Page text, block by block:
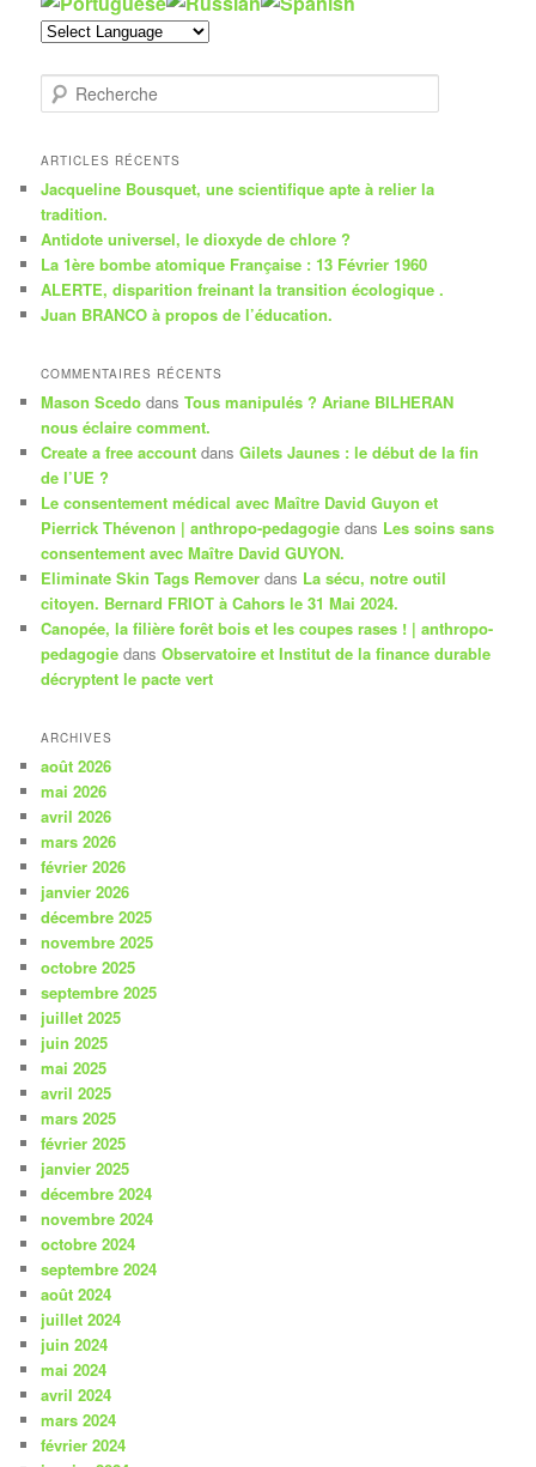
e
h
r
c
h
e
ARTICLES RÉCENTS
Jacqueline Bousquet, une scientifique apte à relier la
tradition.
Antidote universel, le dioxyde de chlore ?
La 1ère bombe atomique Française : 13 Février 1960
ALERTE, disparition freinant la transition écologique .
Juan BRANCO à propos de l’éducation.
COMMENTAIRES RÉCENTS
Mason Scedo dansTous manipulés ? Ariane BILHERAN
nous éclaire comment.
Create a free account dansGilets Jaunes : le début de la fin
de l’UE ?
Le consentement médical avec Maître David Guyon et
Pierrick Thévenon | anthropo-pedagogie dans Les soins sans
consentement avec Maître David GUYON.
Eliminate Skin Tags Remover dans La sécu, notre outil
citoyen. Bernard FRIOT à Cahors le 31 Mai 2024.
Canopée, la filière forêt bois et les coupes rases ! | anthropo-
pedagogie dansObservatoire et Institut de la finance durable
décryptent le pacte vert
ARCHIVES
août 2026
mai 2026
avril 2026
mars 2026
février 2026
janvier 2026
décembre 2025
novembre 2025
octobre 2025
septembre 2025
juillet 2025
juin 2025
mai 2025
avril 2025
mars 2025
février 2025
janvier 2025
décembre 2024
novembre 2024
octobre 2024
septembre 2024
août 2024
juillet 2024
juin 2024
mai 2024
avril 2024
mars 2024
février 2024